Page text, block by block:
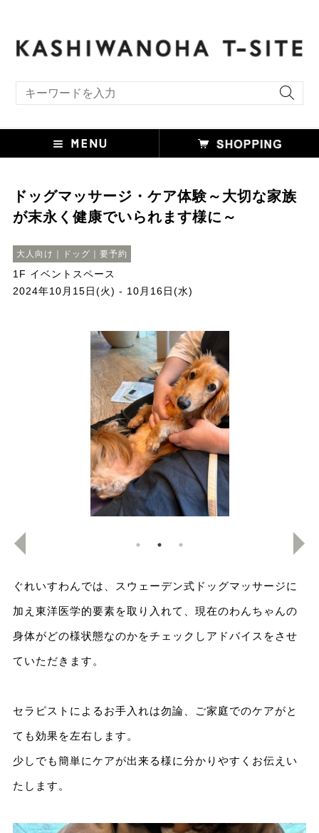
ドッグマッサージ・ケア体験～大切な家族
が末永く健康でいられます様に～
大人向け｜ドッグ｜要予約
1F イベントスペース
2024年10月15日(火) - 10月16日(水)
ぐれいすわんでは、スウェーデン式ドッグマッサージに
加え東洋医学的要素を取り入れて、現在のわんちゃんの
身体がどの様状態なのかをチェックしアドバイスをさせ
ていただきます。
セラピストによるお手入れは勿論、ご家庭でのケアがと
ても効果を左右します。
少しでも簡単にケアが出来る様に分かりやすくお伝えい
たします。